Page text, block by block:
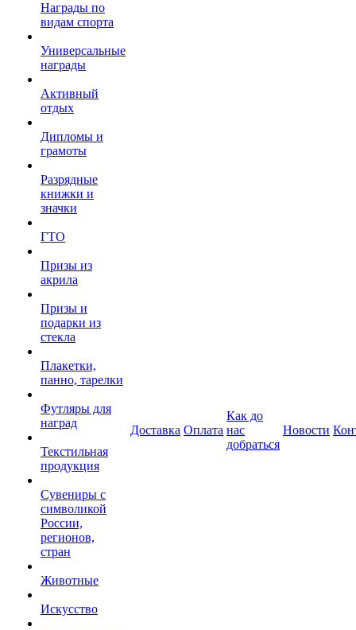
Награды по
видам спорта
Универсальные
награды
Активный
отдых
Дипломы и
грамоты
Разрядные
книжки и
значки
ГТО
Призы из
акрила
Призы и
подарки из
стекла
Плакетки,
панно, тарелки
Футляры для
наград
Текстильная
продукция
Сувениры с
символикой
России,
регионов,
стран
Животные
Искусство
Доставка Оплата
Как до
нас
добраться
Новости